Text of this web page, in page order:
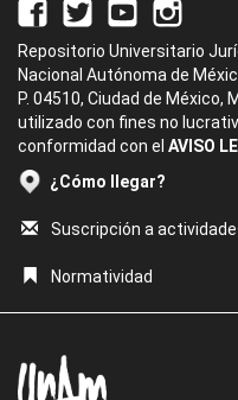
Repositorio Universitario
Nacional Autónoma de
P. 04510, Ciudad de
utilizado con fines no
conformidad con el AVISO
¿Cómo llegar?
Suscripción a
Normatividad